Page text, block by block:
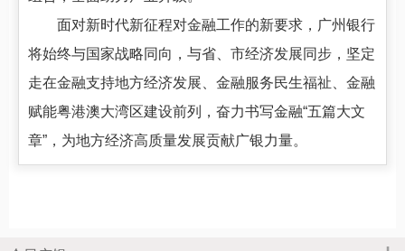
面对新时代新征程对金融工作的新要求，广州银行
将始终与国家战略同向，与省、市经济发展同步，坚定
走在金融支持地方经济发展、金融服务民生福祉、金融
赋能粤港澳大湾区建设前列，奋力书写金融“五篇大文
章”，为地方经济高质量发展贡献广银力量。